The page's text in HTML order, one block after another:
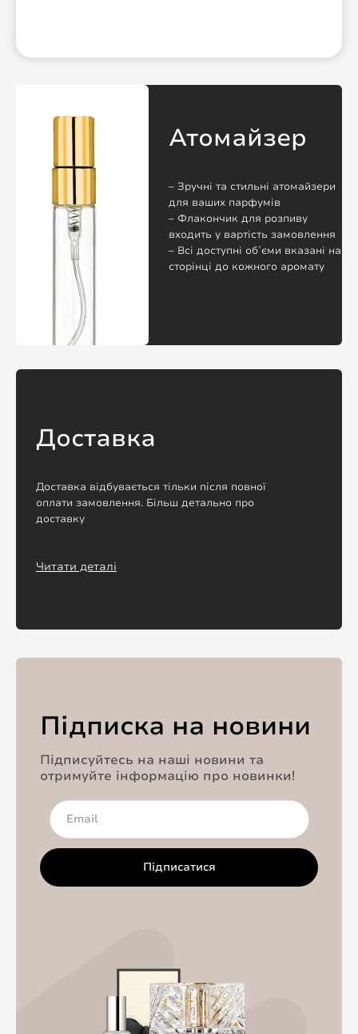
Атомайзер
– Зручні та стильні атомайзери
для ваших парфумів
– Флакончик для розпиву
входить у вартість замовлення
– Всі доступні обʼєми вказані на
сторінці до кожного аромату
Доставка
Доставка відбувається тільки після повної
оплати замовлення. Більш детально про
доставку
Читати деталі
Підписка на новини
Підписуйтесь на наші новини та
отримуйте інформацію про новинки!
Підписатися